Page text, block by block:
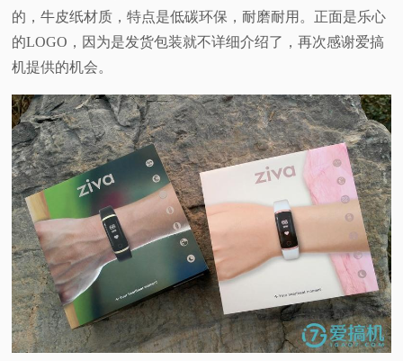
的，牛皮纸材质，特点是低碳环保，耐磨耐用。正面是乐心
的LOGO，因为是发货包装就不详细介绍了，再次感谢爱搞
机提供的机会。